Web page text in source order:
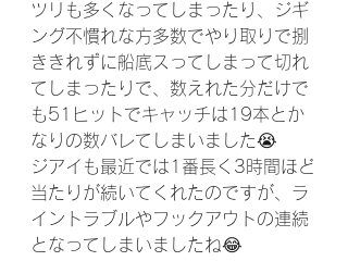
ツリも多くなってしまったり、ジギ
ング不慣れな方多数でやり取りで捌
ききれずに船底スってしまって切れ
てしまったりで、数えれた分だけで
も51ヒットでキャッチは19本とか
なりの数バレてしまいました😭
ジアイも最近では1番長く3時間ほど
当たりが続いてくれたのですが、ラ
イントラブルやフックアウトの連続
となってしまいましたね😂